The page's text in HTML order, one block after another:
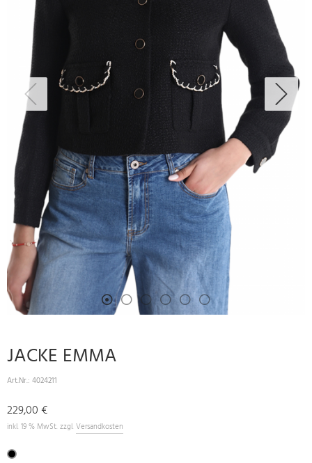
Previous Next
JACKE EMMA
Art.Nr.: 4024211
229,00 €
inkl. 19 % MwSt. zzgl. Versandkosten